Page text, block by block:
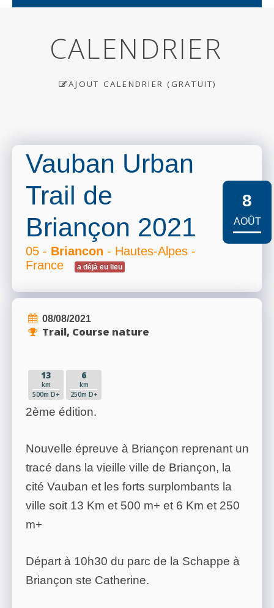
CALENDRIER
AJOUT CALENDRIER (GRATUIT)
Vauban Urban
Trail de
Briançon 2021
05 - Briancon - Hautes-Alpes -
France
a déjà eu lieu
8
AOÛT
08/08/2021
Trail, Course nature
13
km
500m D+
6
km
250m D+
2ème édition.
Nouvelle épreuve à Briançon reprenant un
tracé dans la vieille ville de Briançon, la
cité Vauban et les forts surplombants la
ville soit 13 Km et 500 m+ et 6 Km et 250
m+
Départ à 10h30 du parc de la Schappe à
Briançon ste Catherine.